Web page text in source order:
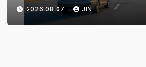
2026.08.07 JIN